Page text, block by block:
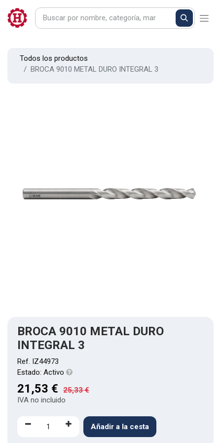
Todos los productos
BROCA 9010 METAL DURO INTEGRAL 3
BROCA 9010 METAL DURO
INTEGRAL 3
Ref. IZ44973
Estado: Activo
21,53 € 25,33€
IVA no incluido
Añadir a la cesta